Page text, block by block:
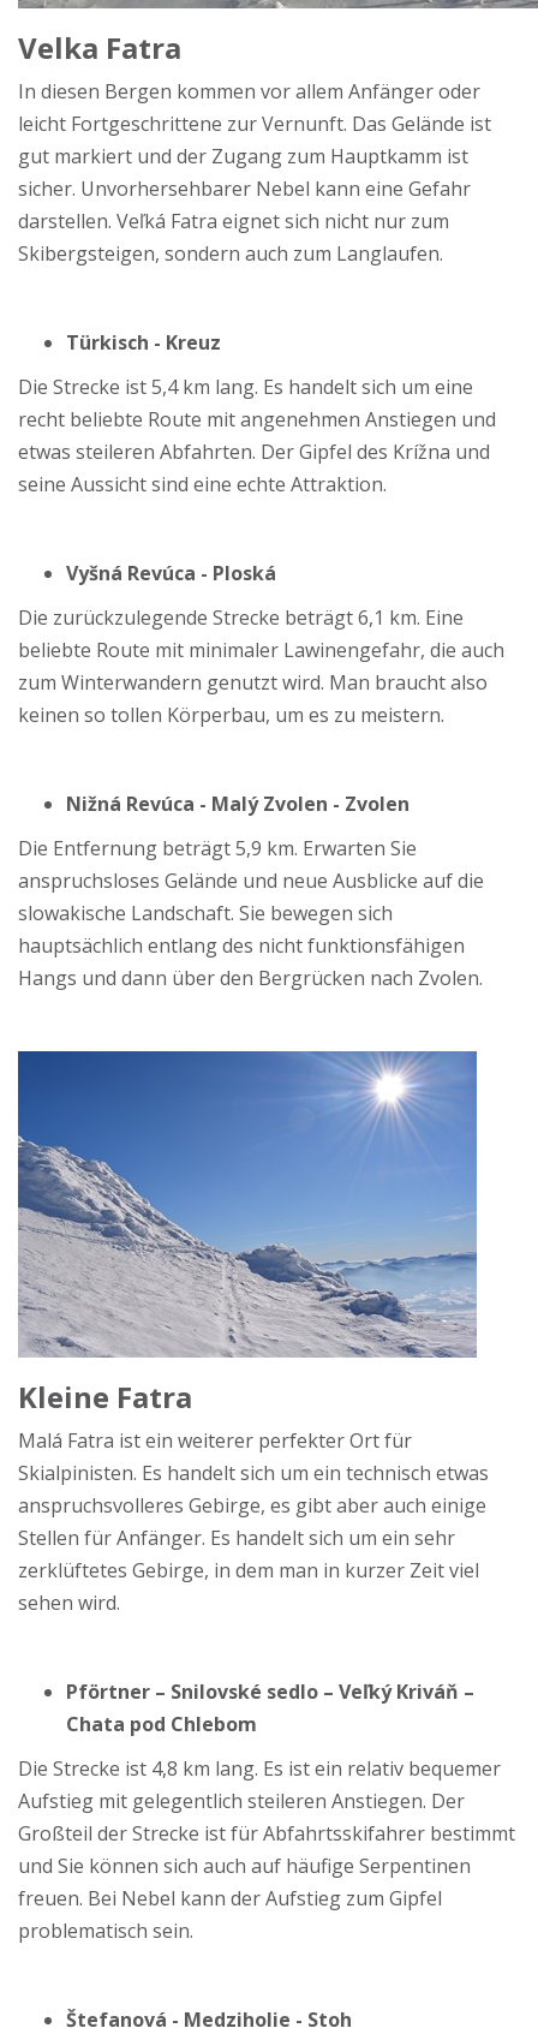
Velka Fatra
In diesen Bergen kommen vor allem Anfänger oder
leicht Fortgeschrittene zur Vernunft. Das Gelände ist
gut markiert und der Zugang zum Hauptkamm ist
sicher. Unvorhersehbarer Nebel kann eine Gefahr
darstellen. Veľká Fatra eignet sich nicht nur zum
Skibergsteigen, sondern auch zum Langlaufen.
Türkisch - Kreuz
Die Strecke ist 5,4 km lang. Es handelt sich um eine
recht beliebte Route mit angenehmen Anstiegen und
etwas steileren Abfahrten. Der Gipfel des Krížna und
seine Aussicht sind eine echte Attraktion.
Vyšná Revúca - Ploská
Die zurückzulegende Strecke beträgt 6,1 km. Eine
beliebte Route mit minimaler Lawinengefahr, die auch
zum Winterwandern genutzt wird. Man braucht also
keinen so tollen Körperbau, um es zu meistern.
Nižná Revúca - Malý Zvolen - Zvolen
Die Entfernung beträgt 5,9 km. Erwarten Sie
anspruchsloses Gelände und neue Ausblicke auf die
slowakische Landschaft. Sie bewegen sich
hauptsächlich entlang des nicht funktionsfähigen
Hangs und dann über den Bergrücken nach Zvolen.
Kleine Fatra
Malá Fatra ist ein weiterer perfekter Ort für
Skialpinisten. Es handelt sich um ein technisch etwas
anspruchsvolleres Gebirge, es gibt aber auch einige
Stellen für Anfänger. Es handelt sich um ein sehr
zerklüftetes Gebirge, in dem man in kurzer Zeit viel
sehen wird.
Pförtner – Snilovské sedlo – Veľký Kriváň –
Chata pod Chlebom
Die Strecke ist 4,8 km lang. Es ist ein relativ bequemer
Aufstieg mit gelegentlich steileren Anstiegen. Der
Großteil der Strecke ist für Abfahrtsskifahrer bestimmt
und Sie können sich auch auf häufige Serpentinen
freuen. Bei Nebel kann der Aufstieg zum Gipfel
problematisch sein.
Štefanová - Medziholie - Stoh